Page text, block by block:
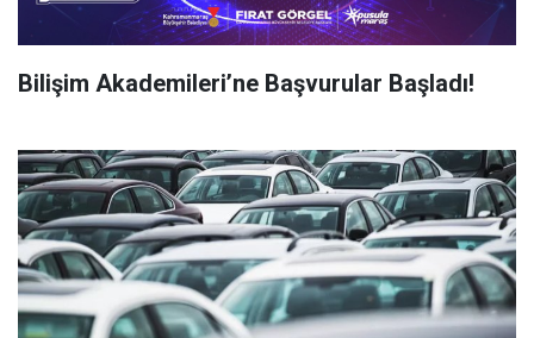
Bilişim Akademileri’ne Başvurular Başladı!